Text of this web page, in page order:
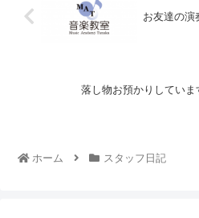
お友達の演
落し物お預かりしていま
ホーム スタッフ日記